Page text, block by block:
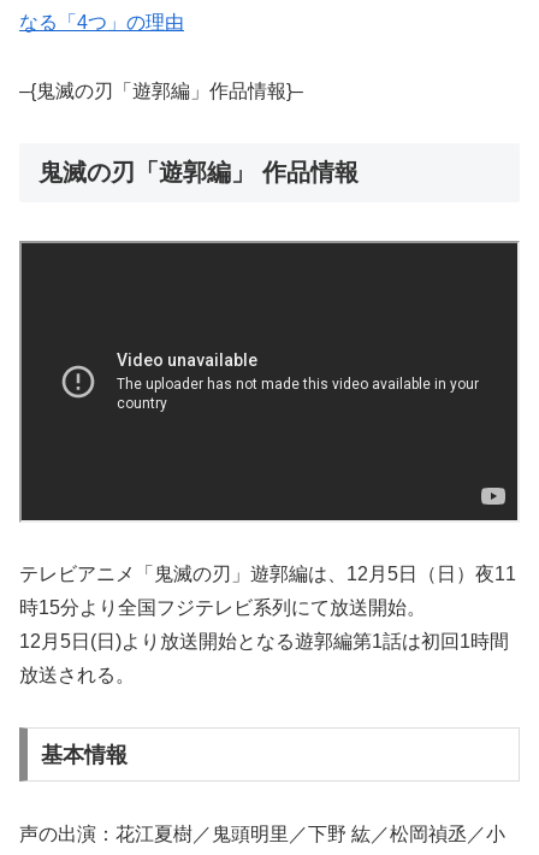
なる「4つ」の理由
–{鬼滅の刃「遊郭編」作品情報}–
鬼滅の刃「遊郭編」 作品情報
テレビアニメ「鬼滅の刃」遊郭編は、12月5日（日）夜11
時15分より全国フジテレビ系列にて放送開始。
12月5日(日)より放送開始となる遊郭編第1話は初回1時間
放送される。
基本情報
声の出演：花江夏樹／鬼頭明里／下野 紘／松岡禎丞／小